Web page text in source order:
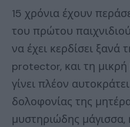
15 χρόνια έχουν
του πρώτου
να έχει κερδίσει ξανά
protector, και τη μικρή
γίνει πλέον
δολοφονίας της
μυστηριώδης μάγισσα,